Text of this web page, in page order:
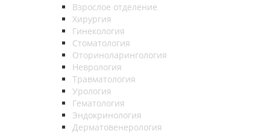
Взрослое отделение
Хирургия
Гинекология
Стоматология
Оториноларингология
Неврология
Травматология
Урология
Гематология
Эндокринология
Дерматовенерология